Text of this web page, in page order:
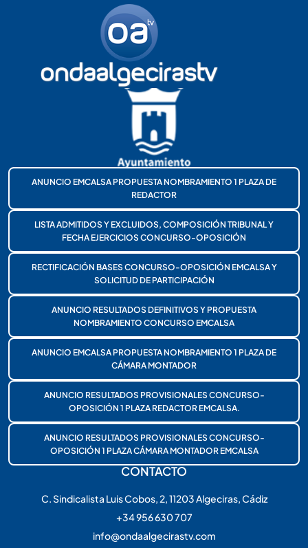
ANUNCIO EMCALSA PROPUESTA NOMBRAMIENTO 1 PLAZA DE
REDACTOR
LISTA ADMITIDOS Y EXCLUIDOS, COMPOSICIÓN TRIBUNAL Y
FECHA EJERCICIOS CONCURSO-OPOSICIÓN
RECTIFICACIÓN BASES CONCURSO-OPOSICIÓN EMCALSA Y
SOLICITUD DE PARTICIPACIÓN
ANUNCIO RESULTADOS DEFINITIVOS Y PROPUESTA
NOMBRAMIENTO CONCURSO EMCALSA
ANUNCIO EMCALSA PROPUESTA NOMBRAMIENTO 1 PLAZA DE
CÁMARA MONTADOR
ANUNCIO RESULTADOS PROVISIONALES CONCURSO-
OPOSICIÓN 1 PLAZA REDACTOR EMCALSA.
ANUNCIO RESULTADOS PROVISIONALES CONCURSO-
OPOSICIÓN 1 PLAZA CÁMARA MONTADOR EMCALSA
CONTACTO
C. Sindicalista Luis Cobos, 2, 11203 Algeciras, Cádiz
+34 956 630 707
info@ondaalgecirastv.com